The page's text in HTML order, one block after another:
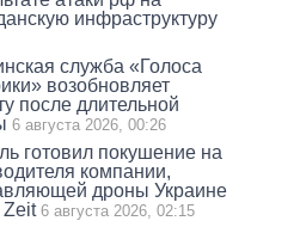
инфраструктуру
служба «Голоса
возобновляет
после длительной
6 августа 2026, 00:26
готовил покушение на
компании,
дроны Украине
Zeit 6 августа 2026, 02:15